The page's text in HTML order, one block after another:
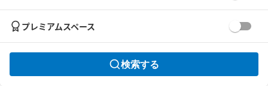
プレミアムスペース
検索する